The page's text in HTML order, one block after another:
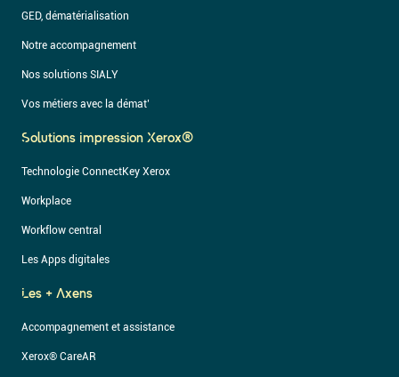
GED, dématérialisation
Notre accompagnement
Nos solutions SIALY
Vos métiers avec la démat’
Solutions Impression Xerox®
Technologie ConnectKey Xerox
Workplace
Workflow central
Les Apps digitales
Les + Axens
Accompagnement et assistance
Xerox® CareAR